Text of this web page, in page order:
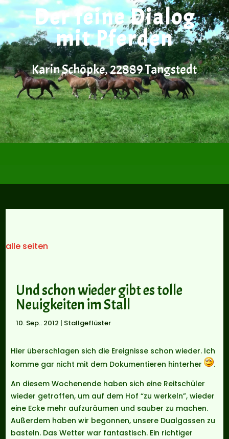
Der feine Dialog
mit Pferden
Karin Schöpke, 22889 Tangstedt
alle seiten
Und schon wieder gibt es tolle
Neuigkeiten im Stall
10. Sep.. 2012 | Stallgeflüster
Hier überschlagen sich die Ereignisse schon wieder. Ich
komme gar nicht mit dem Dokumentieren hinterher
.
An diesem Wochenende haben sich eine Reitschüler
wieder getroffen, um auf dem Hof “zu werkeln”, wieder
eine Ecke mehr aufzuräumen und sauber zu machen.
Außerdem haben wir begonnen, unsere Dualgassen zu
basteln. Das Wetter war fantastisch. Ein richtiger